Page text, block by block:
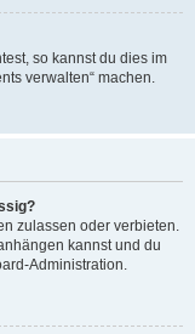
so kannst du dies im
verwalten“ machen.
zulassen oder verbieten.
kannst und du
Administration.